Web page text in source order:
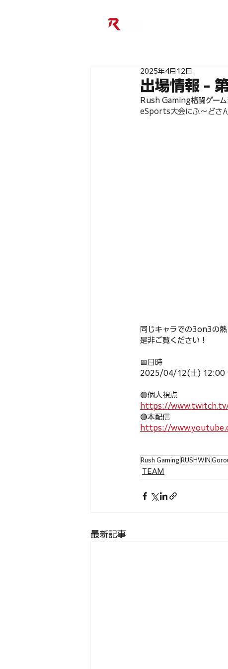
出場情報 -
2025年4月12日
Rush Gaming格闘ゲー
eSports大会にふ～どさ
同じキャラでの3on3の熱
是非ご覧ください！
📅日時
2025/04/12(土) 12:00
🟣個人視点
https://
🔴本配信
https://
Rush Gaming RUSHWIN
TEAM
最新記事